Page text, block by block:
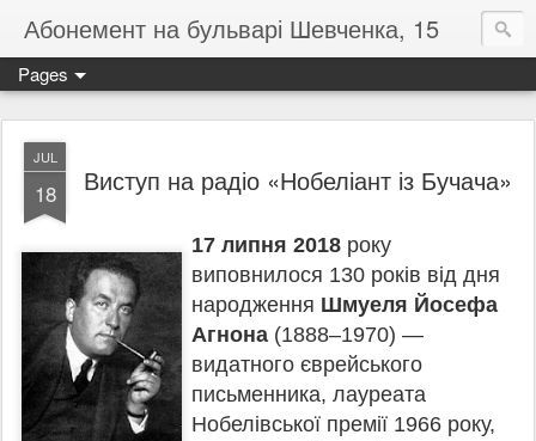
Абонемент на бульварі Шевченка, 15
Pages
JUL
18 Виступ на радіо «Нобеліант із Бучача»
17 липня 2018 року
виповнилося 130 років від дня
народження Шмуеля Йосефа
Агнона (1888–1970) —
видатного єврейського
письменника, лауреата
Нобелівської премії 1966 року,